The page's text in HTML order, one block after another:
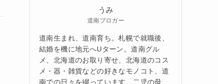
うみ
道南ブロガー
道南生まれ、道南育ち。札幌で就職後、
結婚を機に地元へUターン。道南グル
メ、北海道のお取り寄せ、北海道のコス
メ・器・雑貨などの好きなモノコト、道
南での日々を綴っています。二児の母、